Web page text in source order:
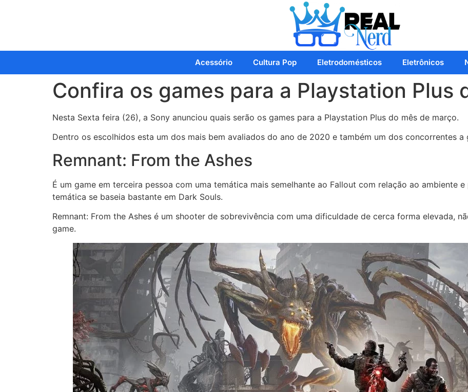
Acessório Cultura Pop Eletrodomésticos Eletrônicos
Confira os games para a Playstation Plus
Nesta Sexta feira (26), a Sony anunciou quais serão os games para a Playstation Plus do mês de março.
Dentro os escolhidos esta um dos mais bem avaliados do ano de 2020 e também um dos concorrentes a
Remnant: From the Ashes
É um game em terceira pessoa com uma temática mais semelhante ao Fallout com relação ao ambiente
temática se baseia bastante em Dark Souls.
Remnant: From the Ashes é um shooter de sobrevivência com uma dificuldade de cerca forma elevada,
game.